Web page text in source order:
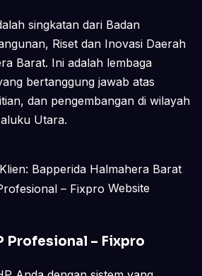
singkatan dari Badan
Riset dan Inovasi Daerah
Barat. Ini adalah lembaga
bertanggung jawab atas
dan pengembangan di wilayah
Utara.
Klien: Bapperida Halmahera Barat
Website
Profesional – Fixpro